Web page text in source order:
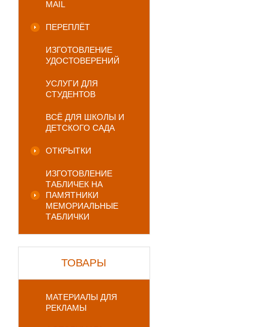
MAIL
ПЕРЕПЛЁТ
ИЗГОТОВЛЕНИЕ
УДОСТОВЕРЕНИЙ
УСЛУГИ ДЛЯ
СТУДЕНТОВ
ВСЁ ДЛЯ ШКОЛЫ И
ДЕТСКОГО САДА
ОТКРЫТКИ
ИЗГОТОВЛЕНИЕ
ТАБЛИЧЕК НА
ПАМЯТНИКИ
МЕМОРИАЛЬНЫЕ
ТАБЛИЧКИ
ТОВАРЫ
МАТЕРИАЛЫ ДЛЯ
РЕКЛАМЫ